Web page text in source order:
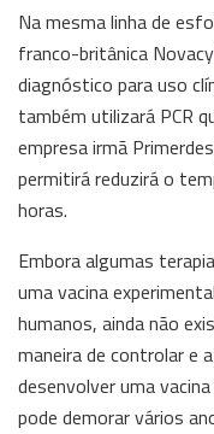
Na mesma linha de
franco-britânica
diagnóstico para uso
também utilizará PCR
empresa irmã
permitirá reduzirá o
horas.
Embora algumas
uma vacina
humanos, ainda não
maneira de controlar e
desenvolver uma
pode demorar vários